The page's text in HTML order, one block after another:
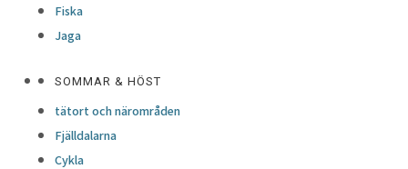
Fiska
Jaga
SOMMAR & HÖST
tätort och närområden
Fjälldalarna
Cykla